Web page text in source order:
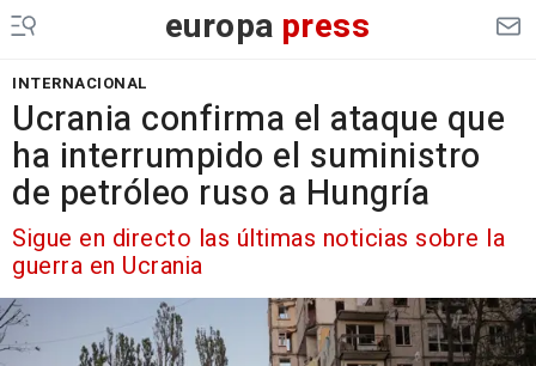
europa press
INTERNACIONAL
Ucrania confirma el ataque que
ha interrumpido el suministro
de petróleo ruso a Hungría
Sigue en directo las últimas noticias sobre la
guerra en Ucrania